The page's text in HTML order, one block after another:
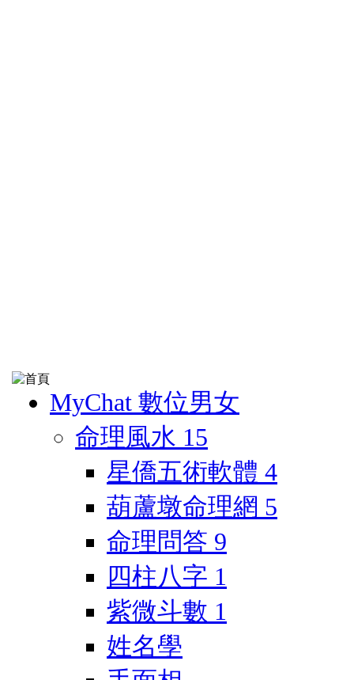
MyChat 數位男女
命理風水 15
星僑五術軟體 4
葫蘆墩命理網 5
命理問答 9
四柱八字 1
紫微斗數 1
姓名學